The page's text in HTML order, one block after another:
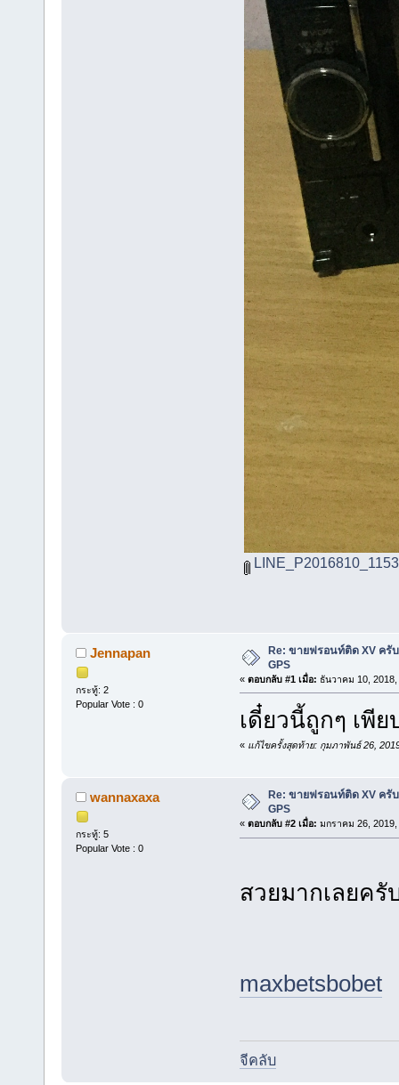
Jennapan
กระทู้: 2
Popular Vote : 0
Re: ขายฟรอนท์ติด XV ครับ
GPS
« ตอบกลับ #1 เมื่อ: ธันวาคม 10,
เดี๋ยวนี้ถูกๆ เพี
« แก้ไขครั้งสุดท้าย: กุมภาพันธ์ 26,
wannaxaxa
กระทู้: 5
Popular Vote : 0
Re: ขายฟรอนท์ติด XV ครั
GPS
« ตอบกลับ #2 เมื่อ: มกราคม 26, 2019,
สวยมากเลยค
maxbetsbobet
จีคลับ